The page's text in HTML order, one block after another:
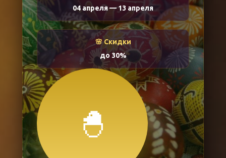
04 апреля — 13 апреля
🌸 Скидки
до 30%
🐣